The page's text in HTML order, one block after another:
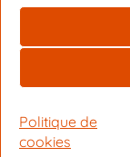
Politique de
cookies
© 2026 Centre de